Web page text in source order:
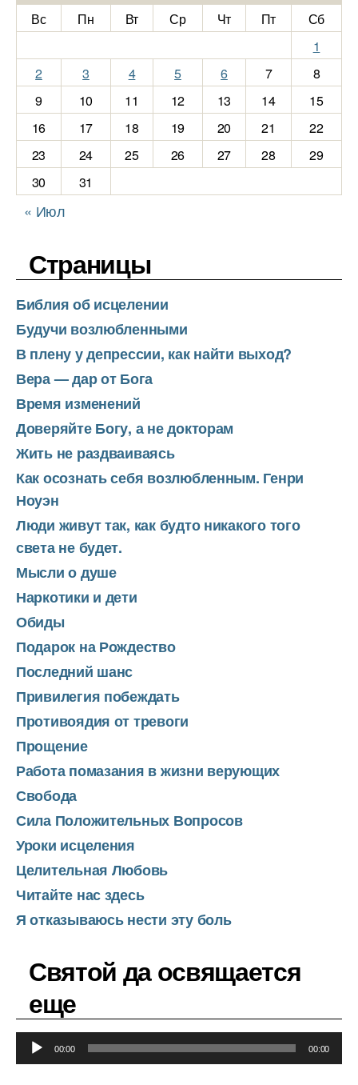
Вс Пн Вт Ср Чт Пт
Сб
1
2
3 4 5 6 7
8
9
10 11 12 13 14
15
16
17 18 19 20 21
22
23
24 25 26 27 28
29
30
31
« Июл
Страницы
Библия об исцелении
Будучи возлюбленными
В плену у депрессии, как найти выход?
Вера — дар от Бога
Время изменений
Доверяйте Богу, а не докторам
Жить не раздваиваясь
Как осознать себя возлюбленным. Генри
Ноуэн
Люди живут так, как будто никакого того
света не будет.
Мысли о душе
Наркотики и дети
Обиды
Подарок на Рождество
Последний шанс
Привилегия побеждать
Противоядия от тревоги
Прощение
Работа помазания в жизни верующих
Свобода
Сила Положительных Вопросов
Уроки исцеления
Целительная Любовь
Читайте нас здесь
Я отказываюсь нести эту боль
Святой да освящается
еще
у
00:00 00:00